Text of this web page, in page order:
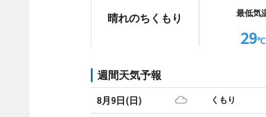
晴れのちくもり 最低気
29℃
週間天気予報
8月9日(日) くもり